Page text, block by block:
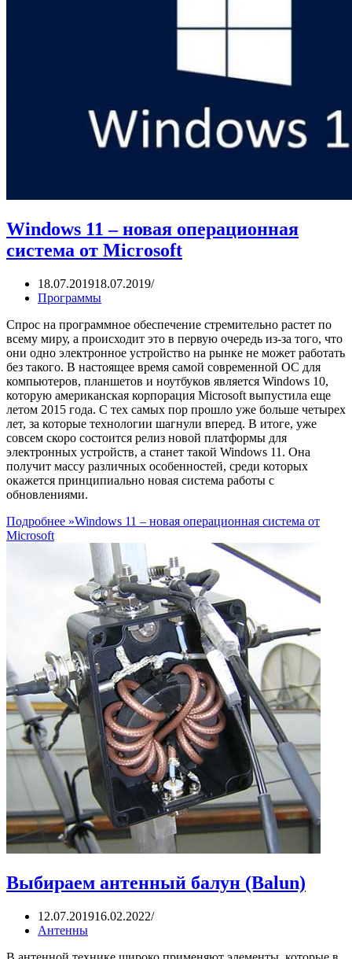
Windows 11 – новая операционная
система от Microsoft
18.07.201918.07.2019
Программы
Спрос на программное обеспечение стремительно растет по
всему миру, а происходит это в первую очередь из-за того, что
они одно электронное устройство на рынке не может работать
без такого. В настоящее время самой современной ОС для
компьютеров, планшетов и ноутбуков является Windows 10,
которую американская корпорация Microsoft выпустила еще
летом 2015 года. С тех самых пор прошло уже больше четырех
лет, за которые технологии шагнули вперед. В итоге, уже
совсем скоро состоится релиз новой платформы для
электронных устройств, а станет такой Windows 11. Она
получит массу различных особенностей, среди которых
окажется принципиально новая система работы с
обновлениями.
Подробнее »Windows 11 – новая операционная система от
Microsoft
Выбираем антенный балун (Balun)
12.07.201916.02.2022
Антенны